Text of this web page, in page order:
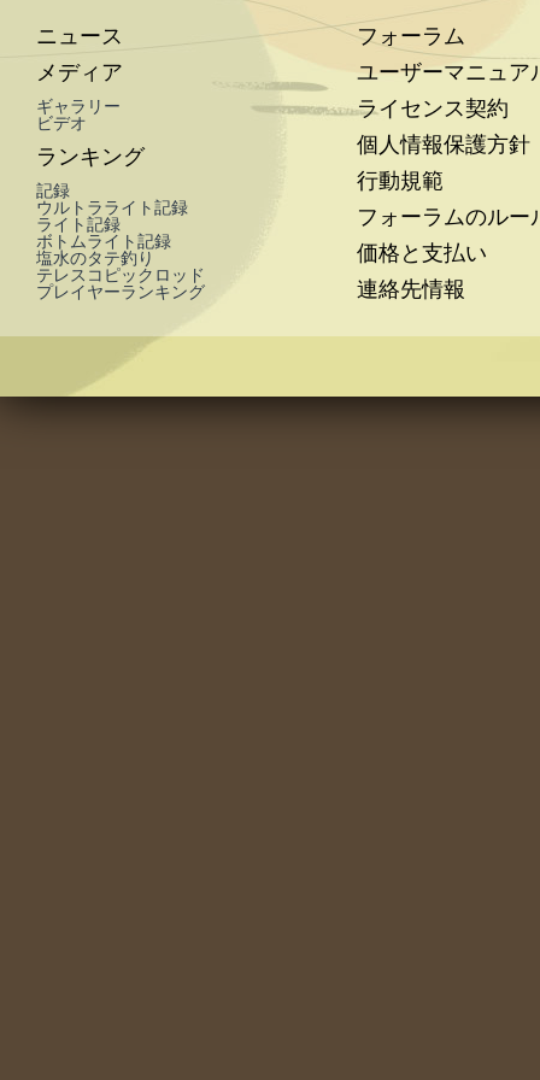
ニュース
メディア
ギャラリー
ビデオ
ランキング
記録
ウルトラライト記録
ライト記録
ボトムライト記録
塩水のタテ釣り
テレスコピックロッド
プレイヤーランキング
フォーラム
ユーザーマニュア
ライセンス契約
個人情報保護方針
行動規範
フォーラムのルー
価格と支払い
連絡先情報